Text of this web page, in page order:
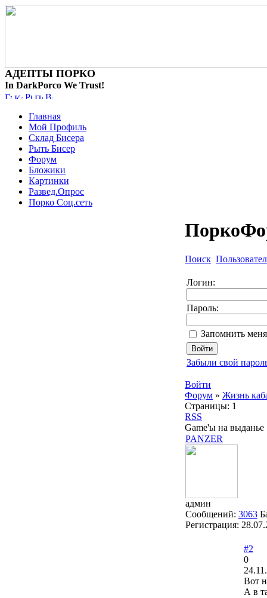
АДЕПТЫ ПОРКО
In DarkPorco We Trust!
Главная
Мой Профиль
Склад Бисера
Рыть Бисер
Форум
Бложики
Картинки
Развед.Опрос
Порко Соц.сеть
Поиск
Логин:
Пароль:
Запомнить
Забыли свой
Войти
Форум » Жизнь
Страницы: 1
RSS
Game'ы на выданье
PANZER
админ
Сообщений: 3063
Регистрация:
#2
0
Вот
А в